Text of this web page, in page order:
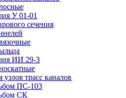
У 01-01
сечения
ИИ 29-3
узлов трасс каналов
ПС-103
СК